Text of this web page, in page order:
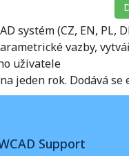
systém (CZ, EN, PL,
vazby,
uživatele
jeden rok. Dodává se
Support